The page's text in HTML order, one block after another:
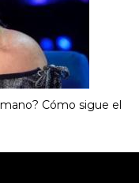
Cómo sigue el